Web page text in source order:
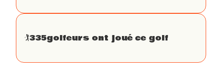
🏌335golfeurs ont joué ce golf